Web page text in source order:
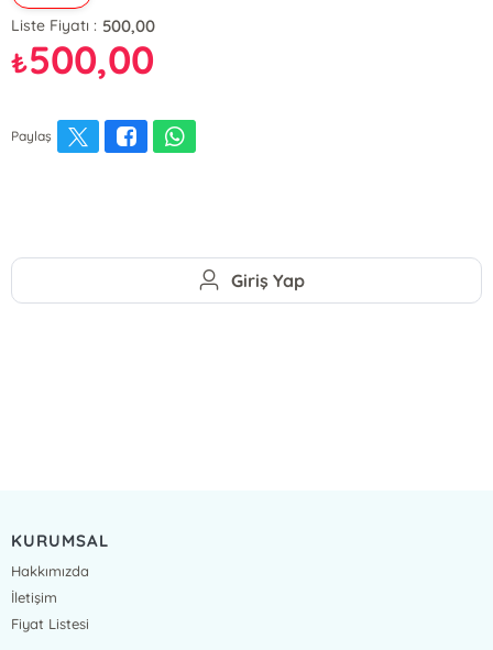
Liste Fiyatı : 500,00
₺500,00
Paylaş
Giriş Yap
KURUMSAL
Hakkımızda
İletişim
Fiyat Listesi